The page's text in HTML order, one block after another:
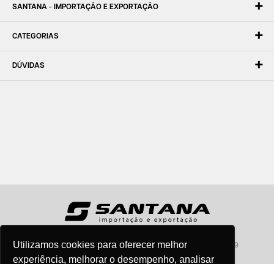
Utilizamos cookies para oferecer melhor
experiência, melhorar o desempenho, analisar
SANTANA - IMPORTAÇÃO E EXPORTAÇÃO
CATEGORIAS
DÚVIDAS
Santana - Importação e Exportação - CNPJ:57.464.653/0001-49
Atendimento por telefone: dias úteis, das 08:15hs às 18:00hs